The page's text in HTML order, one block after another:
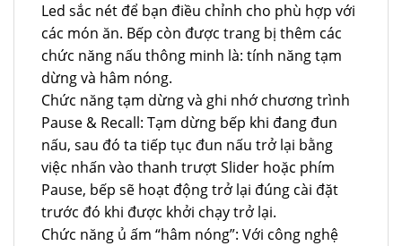
Led sắc nét để bạn điều chỉnh cho phù hợp với
các món ăn. Bếp còn được trang bị thêm các
chức năng nấu thông minh là: tính năng tạm
dừng và hâm nóng.
Chức năng tạm dừng và ghi nhớ chương trình
Pause & Recall: Tạm dừng bếp khi đang đun
nấu, sau đó ta tiếp tục đun nấu trở lại bằng
việc nhấn vào thanh trượt Slider hoặc phím
Pause, bếp sẽ hoạt động trở lại đúng cài đặt
trước đó khi được khởi chạy trở lại.
Chức năng ủ ấm “hâm nóng”: Với công nghệ